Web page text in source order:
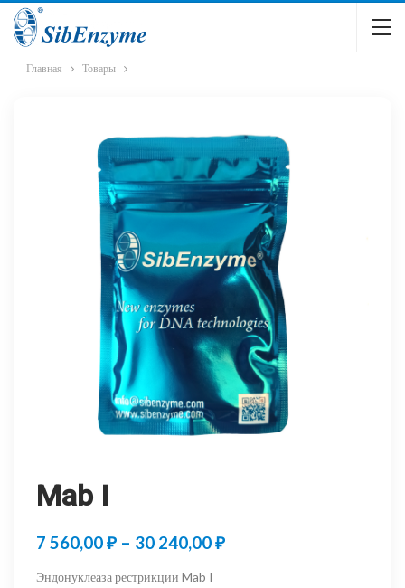
Главная Товары
Mab I
7 560,00₽ – 30 240,00₽Диапазон
Эндонуклеаза рестрикции Mab I